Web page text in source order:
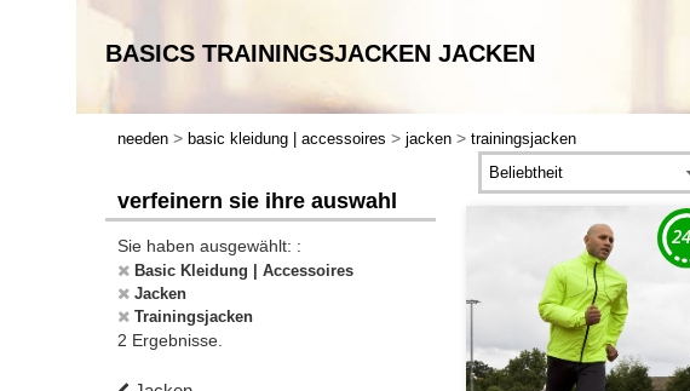
BASICS TRAININGSJACKEN JACKEN
needen > basic kleidung | accessoires > jacken > trainingsjacken
verfeinern sie ihre auswahl
Sie haben ausgewählt: :
Basic Kleidung | Accessoires
Jacken
Trainingsjacken
2 Ergebnisse.